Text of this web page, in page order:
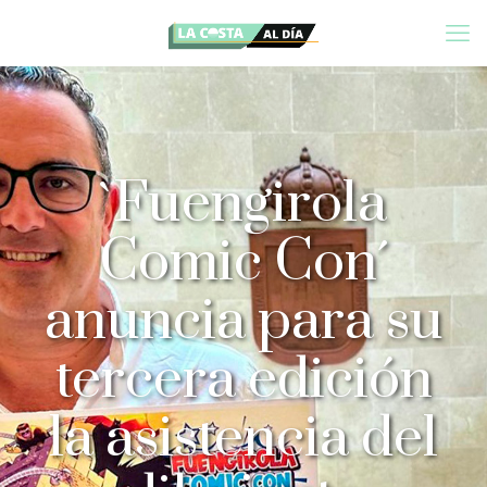
`Fuengirola
Comic Con´
anuncia para su
tercera edición
la asistencia del